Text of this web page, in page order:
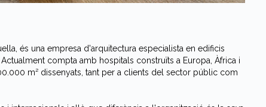
és una empresa d'arquitectura especialista en edificis
compta amb hospitals construïts a Europa, Àfrica i
m² dissenyats, tant per a clients del sector públic com